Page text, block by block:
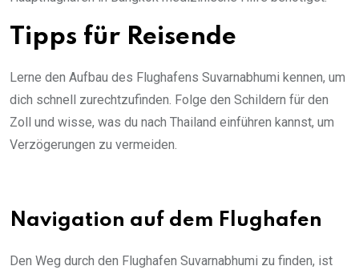
Tipps für Reisende
Lerne den Aufbau des Flughafens Suvarnabhumi kennen, um
dich schnell zurechtzufinden. Folge den Schildern für den
Zoll und wisse, was du nach Thailand einführen kannst, um
Verzögerungen zu vermeiden.
Navigation auf dem Flughafen
Den Weg durch den Flughafen Suvarnabhumi zu finden, ist